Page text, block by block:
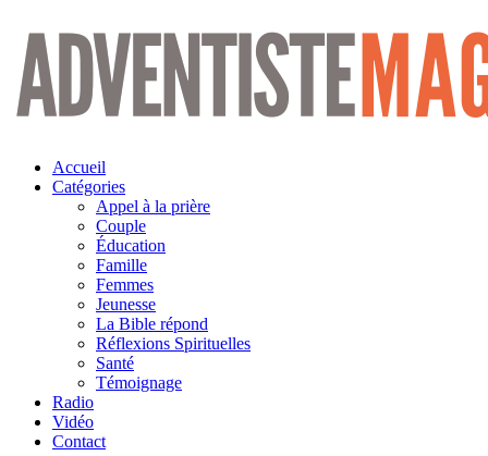
Aller
contenu
Accueil
Catégories
Appel à la prière
Couple
Éducation
Famille
Femmes
Jeunesse
La Bible répond
Réflexions Spirituelles
Santé
Témoignage
Radio
Vidéo
Contact